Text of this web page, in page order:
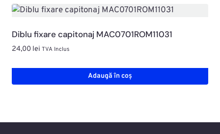
Diblu fixare capitonaj MAC0701ROM11031
24,00 lei TVA Inclus
Adaugă în coș